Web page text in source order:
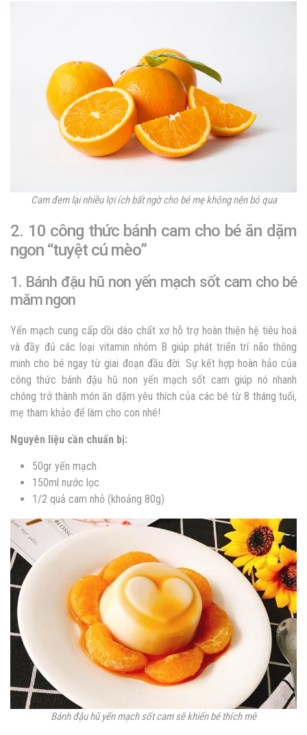
Cam đem lại nhiều lợi ích bất ngờ cho bé mẹ không nên bỏ qua
2. 10 công thức bánh cam cho bé ăn dặm
ngon “tuyệt cú mèo”
1. Bánh đậu hũ non yến mạch sốt cam cho bé
măm ngon
Yến mạch cung cấp dồi dào chất xơ hỗ trợ hoàn thiện hệ tiêu hoá
và đầy đủ các loại vitamin nhóm B giúp phát triển trí não thông
minh cho bé ngay từ giai đoạn đầu đời. Sự kết hợp hoàn hảo của
công thức bánh đậu hũ non yến mạch sốt cam giúp nó nhanh
chóng trở thành món ăn dặm yêu thích của các bé từ 8 tháng tuổi,
mẹ tham khảo để làm cho con nhé!
Nguyên liệu cần chuẩn bị:
50gr yến mạch
150ml nước lọc
1/2 quả cam nhỏ (khoảng 80g)
Bánh đậu hũ yến mạch sốt cam sẽ khiến bé thích mê